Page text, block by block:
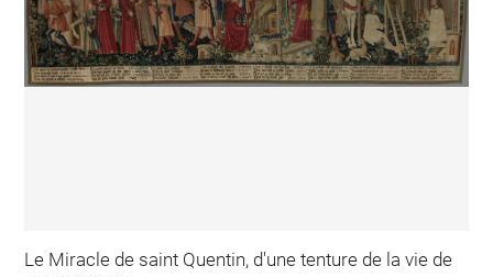
Le Miracle de saint Quentin, d'une tenture de la vie de